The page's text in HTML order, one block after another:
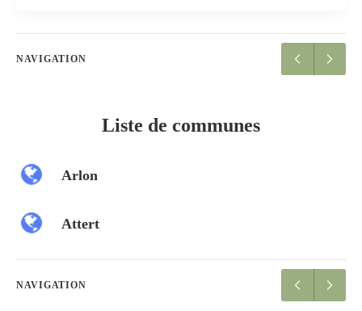
NAVIGATION
Liste de communes
Arlon
Attert
NAVIGATION